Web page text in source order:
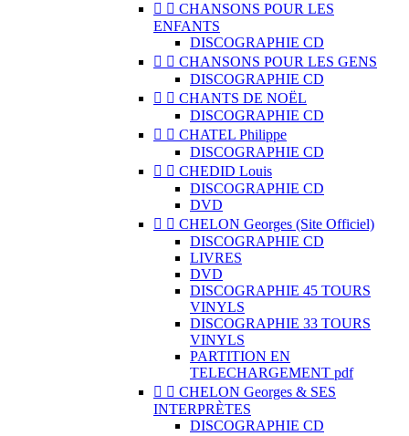
  CHANSONS POUR LES
ENFANTS
DISCOGRAPHIE CD
  CHANSONS POUR LES GENS
DISCOGRAPHIE CD
  CHANTS DE NOËL
DISCOGRAPHIE CD
  CHATEL Philippe
DISCOGRAPHIE CD
  CHEDID Louis
DISCOGRAPHIE CD
DVD
  CHELON Georges (Site Officiel)
DISCOGRAPHIE CD
LIVRES
DVD
DISCOGRAPHIE 45 TOURS
VINYLS
DISCOGRAPHIE 33 TOURS
VINYLS
PARTITION EN
TELECHARGEMENT pdf
  CHELON Georges & SES
INTERPRÈTES
DISCOGRAPHIE CD